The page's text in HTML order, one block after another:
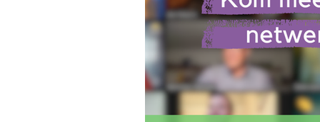
Starterscommunity van Let's
Online netwerken